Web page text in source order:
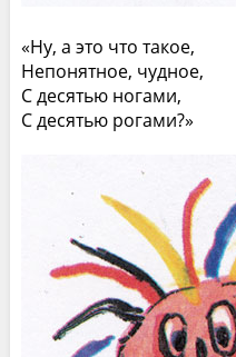
«Ну, а это что такое,
Непонятное, чудное,
С десятью ногами,
С десятью рогами?»